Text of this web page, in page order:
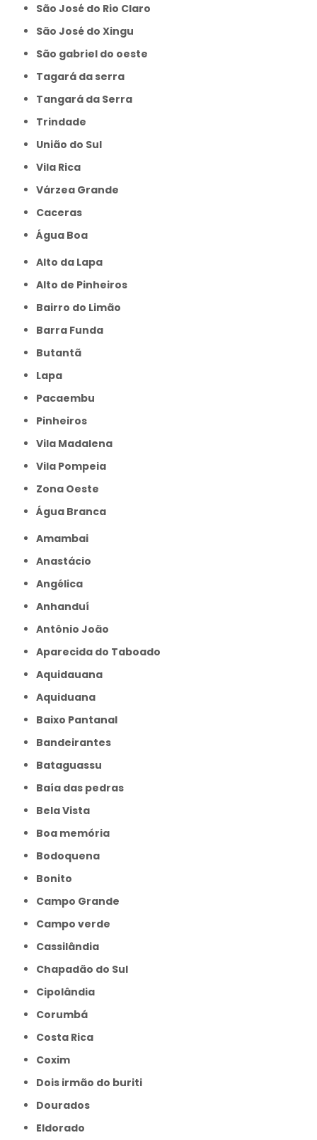
São José do Rio Claro
São José do Xingu
São gabriel do oeste
Tagará da serra
Tangará da Serra
Trindade
União do Sul
Vila Rica
Várzea Grande
caceras
Água Boa
Alto da Lapa
Alto de Pinheiros
Bairro do Limão
Barra Funda
Butantã
Lapa
Pacaembu
Pinheiros
Vila Madalena
Vila Pompeia
Zona Oeste
Água Branca
Amambai
Anastácio
Angélica
Anhanduí
Antônio João
Aparecida do Taboado
Aquidauana
Aquiduana
Baixo Pantanal
Bandeirantes
Bataguassu
Baía das pedras
Bela Vista
Boa memória
Bodoquena
Bonito
Campo Grande
Campo verde
Cassilândia
Chapadão do Sul
Cipolândia
Corumbá
Costa Rica
Coxim
Dois irmão do buriti
Dourados
Eldorado